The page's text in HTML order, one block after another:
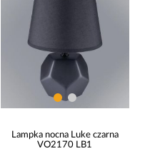
Lampka nocna Luke czarna
VO2170 LB1